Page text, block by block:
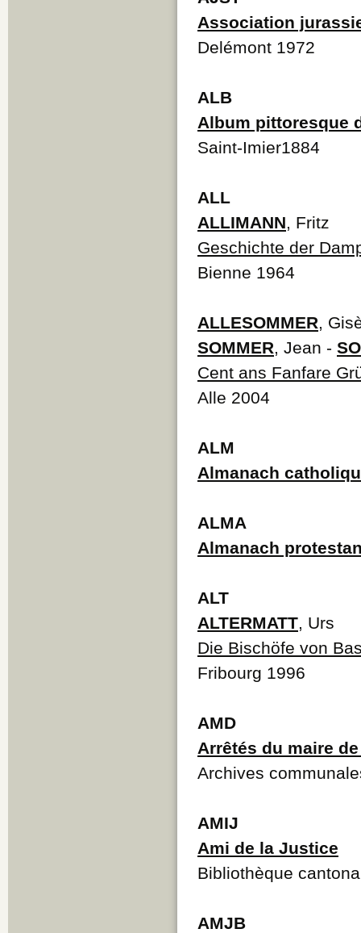
Association
Delémont 1972
ALB
Album pittoresque
Saint-Imier1884
ALL
ALLIMANN , Fritz
Geschichte der
Bienne 1964
ALLESOMMER ,
SOMMER , Jean -
Cent ans Fanfare
Alle 2004
ALM
Almanach
ALMA
Almanach
ALT
ALTERMATT , Urs
Die Bischöfe von
Fribourg 1996
AMD
Arrêtés du maire
Archives
AMIJ
Ami de la Justice
Bibliothèque
AMJB